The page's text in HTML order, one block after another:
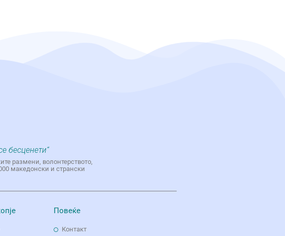
бесценети“
размени, волонтерството,
македонски и странски
Повеќе
Контакт